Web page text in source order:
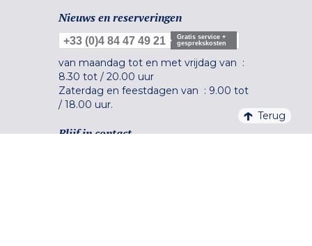
Nieuws en reserveringen
+33 (0)4 84 47 49 21
Gratis service +
gesprekskosten
van maandag tot en met vrijdag van :
8.30 tot / 20.00 uur
Zaterdag en feestdagen van : 9.00 tot
/ 18.00 uur.
Blijf in contact
Terug